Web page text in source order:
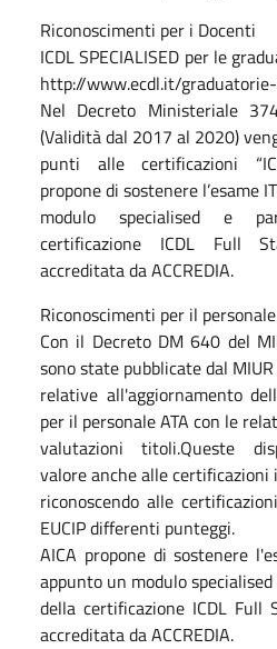
Riconoscimenti per i Docenti
ICDL SPECIALISED per le
http://www.ecdl.it/
Nel Decreto Ministeriale
(Validità dal 2017 al 2020)
punti alle certificazioni
propone di sostenere l’esame
modulo specialised e
certificazione ICDL Full
accreditata da ACCREDIA.
Riconoscimenti per il personale
Con il Decreto DM 640 del
sono state pubblicate dal
relative all'aggiornamento
per il personale ATA con le
valutazioni titoli.Queste
valore anche alle
riconoscendo alle
EUCIP differenti punteggi.
AICA propone di sostenere
appunto un modulo
della certificazione ICDL Full
accreditata da ACCREDIA.